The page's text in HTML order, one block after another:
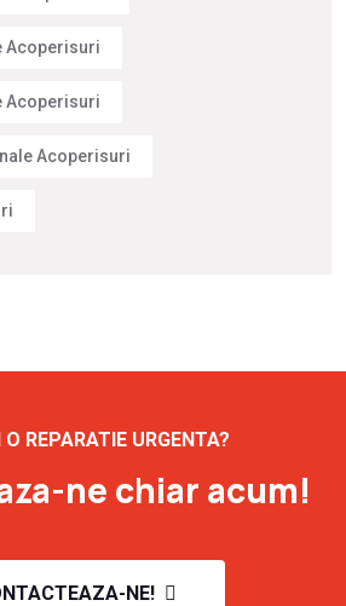
Acoperisuri
Acoperisuri
Acoperisuri
O REPARATIE URGENTA?
ne chiar acum!
NE!